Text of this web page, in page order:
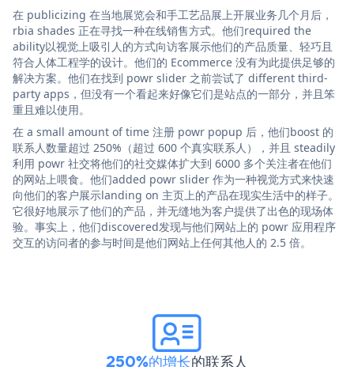
在 publicizing 在当地展览会和手工艺品展上开展业务几个月后，
rbia shades 正在寻找一种在线销售方式。他们required the
ability以视觉上吸引人的方式向访客展示他们的产品质量、轻巧且
符合人体工程学的设计。他们的 Ecommerce 没有为此提供足够的
解决方案。他们在找到 powr slider 之前尝试了 different third-
party apps，但没有一个看起来好像它们是站点的一部分，并且笨
重且难以使用。
在 a small amount of time 注册 powr popup 后，他们boost 的
联系人数量超过 250%（超过 600 个真实联系人），并且 steadily
利用 powr 社交将他们的社交媒体扩大到 6000 多个关注者在他们
的网站上喂食。他们added powr slider 作为一种视觉方式来快速
向他们的客户展示landing on 主页上的产品在现实生活中的样子。
它很好地展示了他们的产品，并无缝地为客户提供了出色的现场体
验。事实上，他们discovered发现与他们网站上的 powr 应用程序
交互的访问者的参与时间是他们网站上任何其他人的 2.5 倍。
250%的增长的联系人